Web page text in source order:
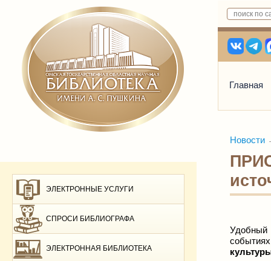
Главная
ЭЛЕКТРОННЫЕ УСЛУГИ
СПРОСИ БИБЛИОГРАФА
ЭЛЕКТРОННАЯ БИБЛИОТЕКА
Новости
Удобный